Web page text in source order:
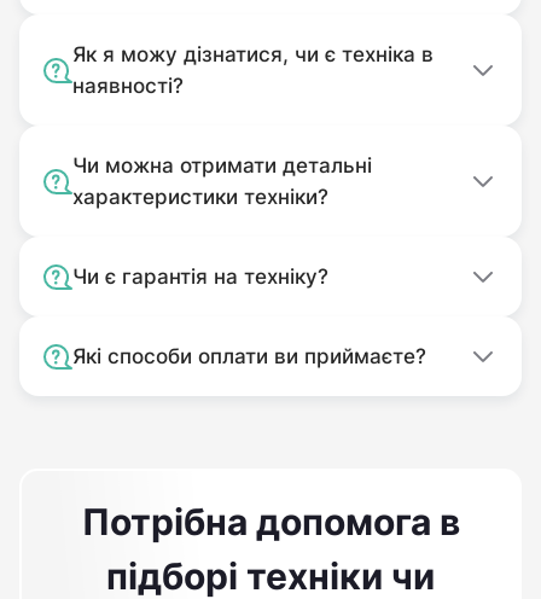
Як я можу дізнатися, чи є техніка в
наявності?
Чи можна отримати детальні
характеристики техніки?
Чи є гарантія на техніку?
Які способи оплати ви приймаєте?
Потрібна допомога в
підборі техніки чи